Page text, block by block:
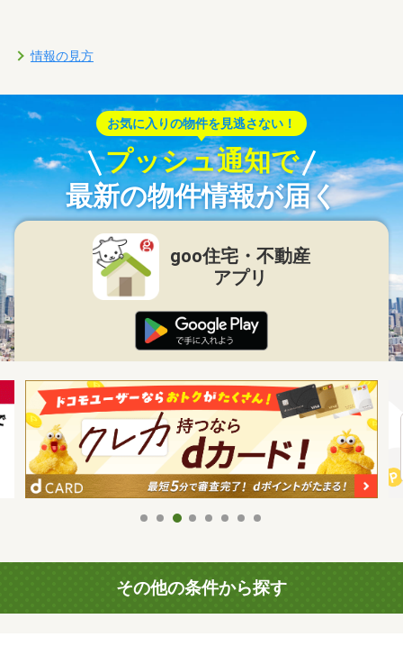
情報の見方
お気に入りの物件を見逃さない！
プッシュ通知で
最新の物件情報が届く
goo住宅・不動産
アプリ
その他の条件から探す